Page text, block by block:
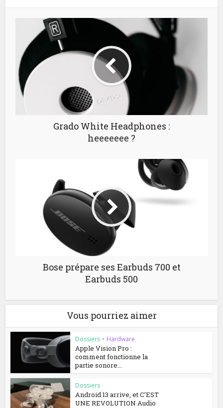
Grado White Headphones :
heeeeeee ?
Bose prépare ses Earbuds 700 et
Earbuds 500
Vous pourriez aimer
Dossiers • Hardware
Apple Vision Pro :
comment fonctionne la
partie sonore...
Dossiers
Android 13 arrive, et C’EST
UNE REVOLUTION Audio